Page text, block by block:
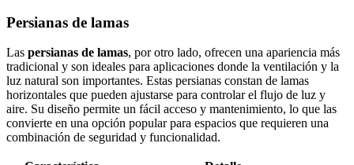
Persianas de lamas
Las persianas de lamas, por otro lado, ofrecen una apariencia más
tradicional y son ideales para aplicaciones donde la ventilación y la
luz natural son importantes. Estas persianas constan de lamas
horizontales que pueden ajustarse para controlar el flujo de luz y
aire. Su diseño permite un fácil acceso y mantenimiento, lo que las
convierte en una opción popular para espacios que requieren una
combinación de seguridad y funcionalidad.